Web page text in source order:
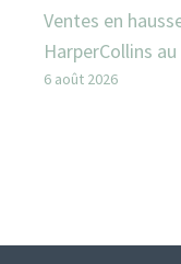
Ventes en
HarperCollins
6 août 2026